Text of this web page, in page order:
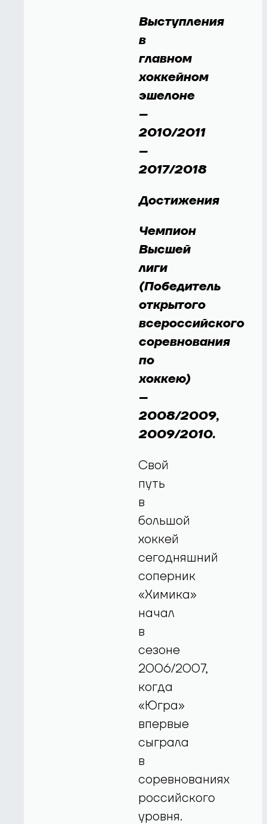
Выступления
в
главном
хоккейном
эшелоне
–
2010/2011
–
2017/2018
Достижения
Чемпион
Высшей
лиги
(Победитель
открытого
всероссийского
соревнования
по
хоккею)
–
2008/2009,
2009/2010.
Свой
путь
в
большой
хоккей
сегодняшний
соперник
«Химика»
начал
в
сезоне
2006/2007,
когда
«Югра»
впервые
сыграла
в
соревнованиях
российского
уровня.